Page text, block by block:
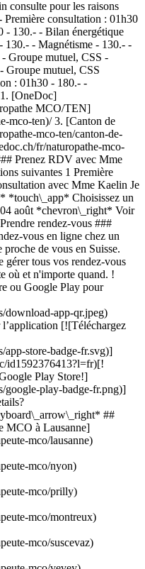
1. [OneDoc](https://www.onedoc.ch/fr/)/ 2. [Naturopathe MCO/TEN](https://www.onedoc.ch/fr/naturopathe-mco-ten)/ 3. [Canton de Vaud](https://www.onedoc.ch/fr/naturopathe-mco-ten/canton-de-vaud)/ 4. [Lausanne](https://www.onedoc.ch/fr/naturopathe-mco-ten/lausanne)/ 5. Mme Clara Kaelin ### Prenez RDV avec Mme Clara Kaelin Renseignez les informations suivantes 1 Première consultation? Ceci est ma première consultation avec Mme Kaelin Je suis déjà suivi·e par Mme Kaelin * * * *touch\_app* Choisissez un créneau horaire *chevron\_left* mar. 04 août *chevron\_right* Voir plus de rendez-vous Créneau horaire Prendre rendez-vous ### Téléchargez l'app OneDoc Prenez rendez-vous en ligne chez un médecin, un dentiste ou un thérapeute proche de vous en Suisse. L'application OneDoc vous permet de gérer tous vos rendez-vous médicaux depuis votre natel, n'importe où et n'importe quand. ![Code QR redirigeant vers l’App Store ou Google Play pour télécharger l’app OneDoc Patients](https://www.onedoc.ch/assets/images/download-app-qr.jpeg) Scannez le QR code pour télécharger l’application [![Téléchargez notre application sur l'App Store!](https://www.onedoc.ch/assets/images/app-store-badge-fr.svg)](https://apps.apple.com/ch/app/onedoc/id1592376413?l=fr)[![Téléchargez notre application sur le Google Play Store!](https://www.onedoc.ch/assets/images/google-play-badge-fr.png)](https://play.google.com/store/apps/details?id=ch.onedoc.patient&hl=fr-CH) *keyboard\_arrow\_right* ## Spécialités associées [Phytothérapeute MCO à Lausanne](https://www.onedoc.ch/fr/phytotherapeute-mco/lausanne)[Phytothérapeute MCO à Nyon](https://www.onedoc.ch/fr/phytotherapeute-mco/nyon)[Phytothérapeute MCO à Prilly](https://www.onedoc.ch/fr/phytotherapeute-mco/prilly)[Phytothérapeute MCO à Montreux](https://www.onedoc.ch/fr/phytotherapeute-mco/montreux)[Phytothérapeute MCO à Suscévaz](https://www.onedoc.ch/fr/phytotherapeute-mco/suscevaz)[Phytothérapeute MCO à Vevey](https://www.onedoc.ch/fr/phytotherapeute-mco/vevey)[Phytothérapeute MCO à Aigle](https://www.onedoc.ch/fr/phytotherapeute-mco/aigle)[Phytothérapeute MCO à Blonay - Saint-Légier](https://www.onedoc.ch/fr/phytotherapeute-mco/blonay-saint-legier)[Phytothérapeute MCO à Bussigny](https://www.onedoc.ch/fr/phytotherapeute-mco/bussigny)[Phytothérapeute MCO à Cheseaux-sur-Lausanne](https://www.onedoc.ch/fr/phytotherapeute-mco/cheseaux-sur-lausanne)[Phytothérapeute MCO à Crissier](https://www.onedoc.ch/fr/phytotherapeute-mco/crissier)[Phytothérapeute MCO à Echallens](https://www.onedoc.ch/fr/phytotherapeute-mco/echallens)[Phytothérapeute MCO à Founex](https://www.onedoc.ch/fr/phytotherapeute-mco/founex)[Phytothérapeute MCO à Gland](https://www.onedoc.ch/fr/phytotherapeute-mco/gland)[Phytothérapeute MCO à Grancy](https://www.onedoc.ch/fr/phytotherapeute-mco/grancy)[Phytothérapeute MCO à La Tour-de-Peilz](https://www.onedoc.ch/fr/phytotherapeute-mco/la-tour-de-peilz)[Phytothérapeute MCO à Le Mont-sur-Lausanne](https://www.onedoc.ch/fr/phytotherapeute-mco/le-mont-sur-lausanne)[Phytothérapeute MCO à Montagny-près-Yverdon](https://www.onedoc.ch/fr/phytotherapeute-mco/montagny-pres-yverdon)[Phytothérapeute MCO à Montaubion-Chardonney](https://www.onedoc.ch/fr/phytotherapeute-mco/montaubion-chardonney)[Phytothérapeute MCO à Morges](https://www.onedoc.ch/fr/phytotherapeute-mco/morges)[Phytothérapeute MCO à Orbe](https://www.onedoc.ch/fr/phytotherapeute-mco/orbe) *keyboard\_arrow\_right* ## Recherches fréquentes [Physiothérapeute à Lausanne](https://www.onedoc.ch/fr/physiotherapeute/lausanne)[Psychologue à Lausanne](https://www.onedoc.ch/fr/psychologue/lausanne)[Ostéopathe à Lausanne](https://www.onedoc.ch/fr/osteopathe/lausanne)[Masseur classique à Lausanne](https://www.onedoc.ch/fr/masseur-classique/lausanne)[Médecin généraliste à Lausanne](https://www.onedoc.ch/fr/medecin-generaliste/lausanne)[Thérapeute en drainage lymphatique à Lausanne](https://www.onedoc.ch/fr/therapeute-en-drainage-lymphatique/lausanne)[Réflexologue à Lausanne](https://www.onedoc.ch/fr/reflexologue/lausanne)[Médecin-dentiste à Lausanne](https://www.onedoc.ch/fr/medecin-dentiste/lausanne)[Ophtalmologue à Lausanne](https://www.onedoc.ch/fr/ophtalmologue/lausanne)[Acupuncteur à Lausanne](https://www.onedoc.ch/fr/acupuncteur/lausanne)[Masseur thérapeutique à Lausanne](https://www.onedoc.ch/fr/masseur-therapeutique/lausanne)[Thérapeute en hypnose à Lausanne](https://www.onedoc.ch/fr/therapeute-en-hypnose/lausanne)[Thérapeute en nutrition MCO à Lausanne](https://www.onedoc.ch/fr/therapeute-en-nutrition-mco/lausanne)[Gynécologue obstétricien à Lausanne](https://www.onedoc.ch/fr/gynecologue-obstetricien/lausanne)[Naturopathe MCO/TEN à Lausanne](https://www.onedoc.ch/fr/naturopathe-mco-ten/lausanne)[Physiothérapeute du sport à Lausanne](https://www.onedoc.ch/fr/physiotherapeute-du-sport/lausanne)[Masseur classique à Nyon](https://www.onedoc.ch/fr/masseur-classique/nyon)[Ostéopathe à Vevey](https://www.onedoc.ch/fr/osteopathe/vevey)[Psychothérapeute à Lausanne](https://www.onedoc.ch/fr/psychotherapeute/lausanne)[Psychologue à Nyon](https://www.onedoc.ch/fr/psychologue/nyon)[Hygiéniste dentaire à Lausanne](https://www.onedoc.ch/fr/hygieniste-dentaire/lausanne) *keyboard\_arrow\_right* ## Annuaire des professionnels de santé suisses [Liste des praticiens](https://www.onedoc.ch/fr/annuaire) [A](https://www.onedoc.ch/fr/annuaire/A) [B](https://www.onedoc.ch/fr/annuaire/B) [C](https://www.onedoc.ch/fr/annuaire/C) [D](https://www.onedoc.ch/fr/annuaire/D) [E](https://www.onedoc.ch/fr/annuaire/E) [F](https://www.onedoc.ch/fr/annuaire/F) [G](https://www.onedoc.ch/fr/annuaire/G) [H](https://www.onedoc.ch/fr/annuaire/H) [I](https://www.onedoc.ch/fr/annuaire/I) [J](https://www.onedoc.ch/fr/annuaire/J) [K](https://www.onedoc.ch/fr/annuaire/K) [L](https://www.onedoc.ch/fr/annuaire/L) [M](https://www.onedoc.ch/fr/annuaire/M) [N](https://www.onedoc.ch/fr/annuaire/N) [O](https://www.onedoc.ch/fr/annuaire/O) [P](https://www.onedoc.ch/fr/annuaire/P) [Q](https://www.onedoc.ch/fr/annuaire/Q) [R](https://www.onedoc.ch/fr/annuaire/R) [S](https://www.onedoc.ch/fr/annuaire/S) [T](https://www.onedoc.ch/fr/annuaire/T) [U](https://www.onedoc.ch/fr/annuaire/U) [V](https://www.onedoc.ch/fr/annuaire/V) [W](https://www.onedoc.ch/fr/annuaire/W) [X](https://www.onedoc.ch/fr/annuaire/X) [Y](https://www.onedoc.ch/fr/annuaire/Y) [Z](https://www.onedoc.ch/fr/annuaire/Z) ## OneDoc [Pour les professionnels de santé](https://info.onedoc.ch/fr/) [À propos de nous](https://info.onedoc.ch/fr/raison-d-etre/) [Presse](https://info.onedoc.ch/fr/presse/) [Carrières](https://career.onedoc.ch/fr) [Centre de confidentialité](https://privacy.onedoc.ch/fr/) [Gestion des cookies](javascript:Didomi.preferences.show%28%29) [Centre d'aide](https://help.onedoc.ch/fr/) ## Langues [Deutsch](https://www.onedoc.ch/de/wam-ten-naturheilpraktikerin/lausanne/pcww7/clara-kaelin) [Français](https://www.onedoc.ch/fr/naturopathe-mco-ten/lausanne/pcww7/clara-kaelin) [Italiano](https://www.onedoc.ch/it/naturopata-mco-ten/losanna/pcww7/clara-kaelin) [English](https://www.onedoc.ch/en/mco-ten-naturopath/lausanne/pcww7/clara-kaelin) ## Spécialités associées [Phytothérapeute MCO à Lausanne](https://www.onedoc.ch/fr/phytotherapeute-mco/lausanne) [Phytothérapeute MCO à Nyon](https://www.onedoc.ch/fr/phytotherapeute-mco/nyon) [Phytothérapeute MCO à Prilly](https://www.onedoc.ch/fr/phytotherapeute-mco/prilly) [Phytothérapeute MCO à Montreux](https://www.onedoc.ch/fr/phytotherapeute-mco/montreux) [Phytothérapeute MCO à Suscévaz](https://www.onedoc.ch/fr/phytotherapeute-mco/suscevaz) [Phytothérapeute MCO à Vevey](https://www.onedoc.ch/fr/phytotherapeute-mco/vevey) [Phytothérapeute MCO à Aigle](https://www.onedoc.ch/fr/phytotherapeute-mco/aigle) [Phytothérapeute MCO à Blonay - Saint-Légier](https://www.onedoc.ch/fr/phytotherapeute-mco/blonay-saint-legier) [Phytothérapeute MCO à Bussigny](https://www.onedoc.ch/fr/phytotherapeute-mco/bussigny) [Phytothérapeute MCO à Cheseaux-sur-Lausanne](https://www.onedoc.ch/fr/phytotherapeute-mco/cheseaux-sur-lausanne) [Phytothérapeute MCO à Crissier](https://www.onedoc.ch/fr/phytotherapeute-mco/crissier) [Phytothérapeute MCO à Echallens](https://www.onedoc.ch/fr/phytotherapeute-mco/echallens) [Phytothérapeute MCO à Founex](https://www.onedoc.ch/fr/phytotherapeute-mco/founex) [Phytothérapeute MCO à Gland](https://www.onedoc.ch/fr/phytotherapeute-mco/gland) [Phytothérapeute MCO à Grancy](https://www.onedoc.ch/fr/phytotherapeute-mco/grancy) [Phytothérapeute MCO à La Tour-de-Peilz](https://www.onedoc.ch/fr/phytotherapeute-mco/la-tour-de-peilz) [Phytothérapeute MCO à Le Mont-sur-Lausanne](https://www.onedoc.ch/fr/phytotherapeute-mco/le-mont-sur-lausanne) [Phytothérapeute MCO à Montagny-près-Yverdon](https://www.onedoc.ch/fr/phytotherapeute-mco/montagny-pres-yverdon) [Phytothérapeute MCO à Montaubion-Chardonney](https://www.onedoc.ch/fr/phytotherapeute-mco/montaubion-chardonney) [Phytothérapeute MCO à Morges](https://www.onedoc.ch/fr/phytotherapeute-mco/morges) [Phytothérapeute MCO à Orbe](https://www.onedoc.ch/fr/phytotherapeute-mco/orbe) ## Recherches fréquentes [Physiothérapeute à Lausanne](https://www.onedoc.ch/fr/physiotherapeute/lausanne) [Psychologue à Lausanne](https://www.onedoc.ch/fr/psychologue/lausanne) [Ostéopathe à Lausanne](https://www.onedoc.ch/fr/osteopathe/lausanne) [Massage classique à Lausanne](https://www.onedoc.ch/fr/masseur-classique/lausanne) [Médecin généraliste à Lausanne](https://www.onedoc.ch/fr/medecin-generaliste/lausanne) [Thérapeute en drainage lymphatique à Lausanne](https://www.onedoc.ch/fr/therapeute-en-drainage-lymphatique/lausanne) [Réflexologue à Lausanne](https://www.onedoc.ch/fr/reflexologue/lausanne) [Médecin-dentiste à Lausanne](https://www.onedoc.ch/fr/medecin-dentiste/lausanne) [Ophtalmologue à Lausanne](https://www.onedoc.ch/fr/ophtalmologue/lausanne) [Acupu